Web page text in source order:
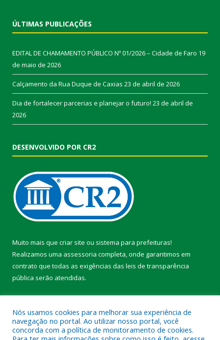
ÚLTIMAS PUBLICAÇÕES
EDITAL DE CHAMAMENTO PÚBLICO Nº 01/2026 – Cidade de Faro 19
de maio de 2026
Calçamento da Rua Duque de Caxias 23 de abril de 2026
Dia de fortalecer parcerias e planejar o futuro! 23 de abril de
2026
DESENVOLVIDO POR CR2
Muito mais que criar site ou sistema para prefeituras!
Realizamos uma assessoria completa, onde garantimos em
contrato que todas as exigências das leis de transparência
pública serão atendidas.
Nós usamos cookies para melhorar sua experiência de
navegação no portal. Ao utilizar nosso portal, você
concorda com a política de monitoramento de cookies.